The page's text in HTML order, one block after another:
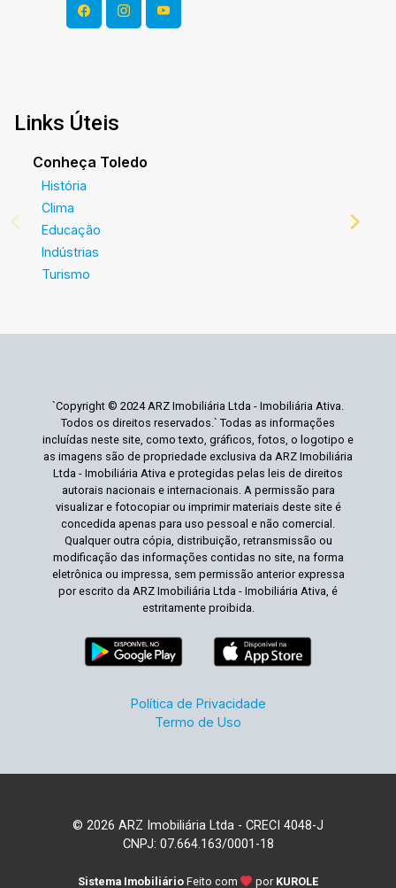
Links Úteis
Conheça Toledo
História
Clima
Educação
Indústrias
Turismo
`Copyright © 2024 ARZ Imobiliária Ltda - Imobiliária Ativa.
Todos os direitos reservados.` Todas as informações
incluídas neste site, como texto, gráficos, fotos, o logotipo e
as imagens são de propriedade exclusiva da ARZ Imobiliária
Ltda - Imobiliária Ativa e protegidas pelas leis de direitos
autorais nacionais e internacionais. A permissão para
visualizar e fotocopiar ou imprimir materiais deste site é
concedida apenas para uso pessoal e não comercial.
Qualquer outra cópia, distribuição, retransmissão ou
modificação das informações contidas no site, na forma
eletrônica ou impressa, sem permissão anterior expressa
por escrito da ARZ Imobiliária Ltda - Imobiliária Ativa, é
estritamente proibida.
Política de Privacidade
Termo de Uso
© 2026 ARZ Imobiliária Ltda - CRECI 4048-J
CNPJ: 07.664.163/0001-18
Sistema Imobiliário Feito com por KUROLE